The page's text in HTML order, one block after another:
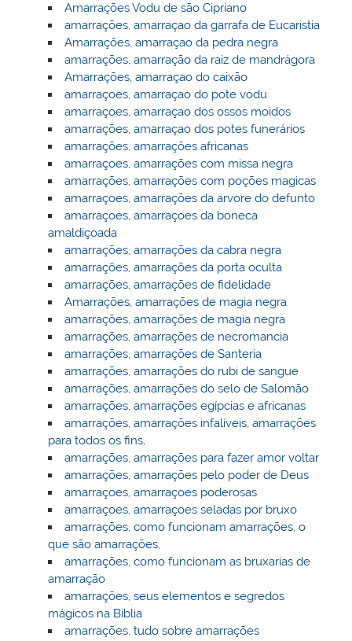
Amarrações Vodu de são Cipriano
amarrações, amarraçao da garrafa de Eucaristia
Amarrações, amarraçao da pedra negra
amarrações, amarração da raiz de mandrágora
Amarrações, amarraçao do caixão
amarraçoes, amarraçao do pote vodu
amarraçoes, amarraçao dos ossos moidos
amarrações, amarraçao dos potes funerários
amarrações, amarrações africanas
amarraçoes, amarrações com missa negra
amarrações, amarrações com poções magicas
amarraçoes, amarrações da arvore do defunto
amarraçoes, amarraçoes da boneca
amaldiçoada
amarrações, amarrações da cabra negra
amarrações, amarrações da porta oculta
amarrações, amarrações de fidelidade
Amarrações, amarrações de magia negra
amarrações, amarrações de magia negra
amarrações, amarrações de necromancia
amarrações, amarrações de Santeria
amarrações, amarrações do rubi de sangue
amarrações, amarrações do selo de Salomão
amarrações, amarrações egípcias e africanas
amarrações, amarrações infalíveis, amarrações
para todos os fins,
amarrações, amarrações para fazer amor voltar
amarrações, amarrações pelo poder de Deus
amarraçoes, amarraçoes poderosas
amarraçoes, amarraçoes seladas por bruxo
amarrações, como funcionam amarrações, o
que são amarrações,
amarrações, como funcionam as bruxarias de
amarração
amarrações, seus elementos e segredos
mágicos na Biblia
amarrações, tudo sobre amarrações